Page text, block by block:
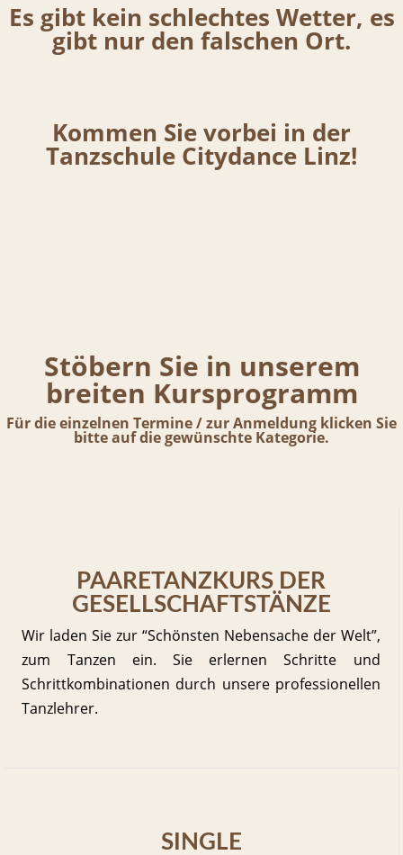
Es gibt kein schlechtes Wetter, es
gibt nur den falschen Ort.
Kommen Sie vorbei in der
Tanzschule Citydance Linz!
Stöbern Sie in unserem
breiten Kursprogramm
Für die einzelnen Termine / zur Anmeldung klicken Sie
bitte auf die gewünschte Kategorie.
PAARETANZKURS DER
GESELLSCHAFTSTÄNZE
Wir laden Sie zur “Schönsten Nebensache der Welt”,
zum Tanzen ein. Sie erlernen Schritte und
Schrittkombinationen durch unsere professionellen
Tanzlehrer.
SINGLE